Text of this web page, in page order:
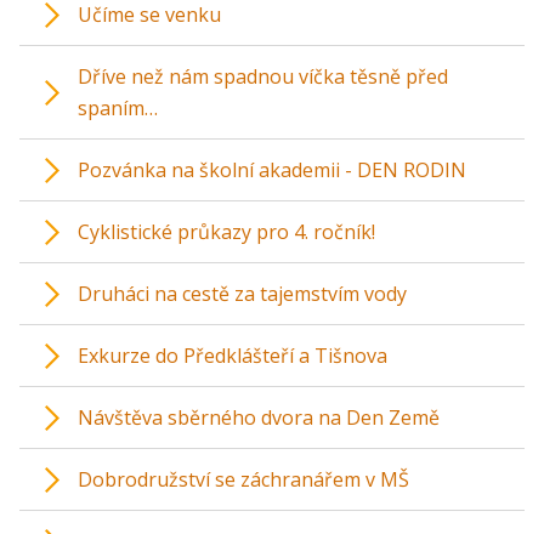
Učíme se venku
Dříve než nám spadnou víčka těsně před
spaním…
Pozvánka na školní akademii - DEN RODIN
Cyklistické průkazy pro 4. ročník!
Druháci na cestě za tajemstvím vody
Exkurze do Předklášteří a Tišnova
Návštěva sběrného dvora na Den Země
Dobrodružství se záchranářem v MŠ